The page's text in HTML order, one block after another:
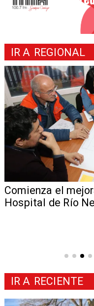
IR A REGIONAL
Comienza el
Hospital de Río
IR A RECIENTE